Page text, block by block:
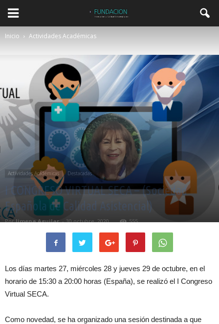
Inicio Actividades Académicas
Actividades Académicas Destacadas
I CONGRESO VIRTUAL SECA – (Sociedad
Española de Calidad Asistencial)
PorJimena Aguilar - 30 octubre, 2020 555
Los días martes 27, miércoles 28 y jueves 29 de octubre, en el
horario de 15:30 a 20:00 horas (España), se realizó el I Congreso
Virtual SECA.
Como novedad, se ha organizado una sesión destinada a que